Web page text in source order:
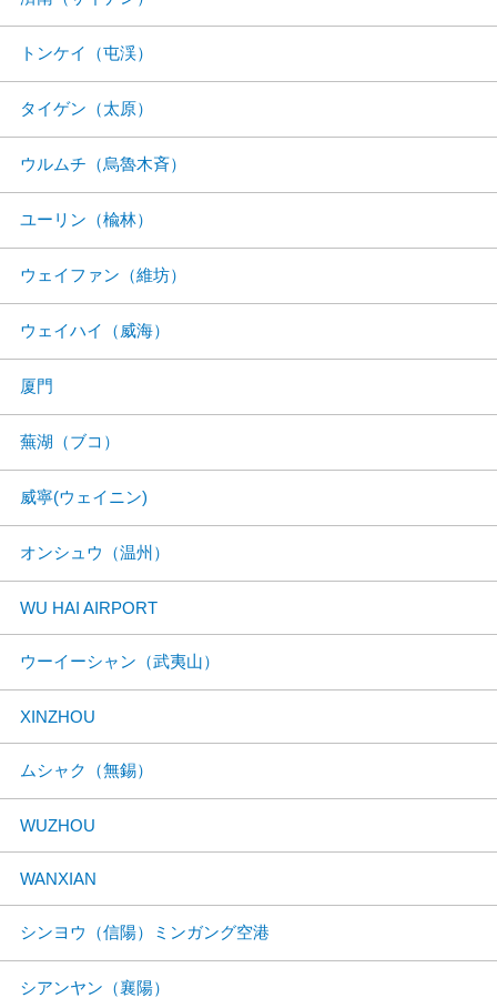
トンケイ（屯渓）
タイゲン（太原）
ウルムチ（烏魯木斉）
ユーリン（楡林）
ウェイファン（維坊）
ウェイハイ（威海）
厦門
蕪湖（ブコ）
威寧(ウェイニン)
オンシュウ（温州）
WU HAI AIRPORT
ウーイーシャン（武夷山）
XINZHOU
ムシャク（無錫）
WUZHOU
WANXIAN
シンヨウ（信陽）ミンガング空港
シアンヤン（襄陽）